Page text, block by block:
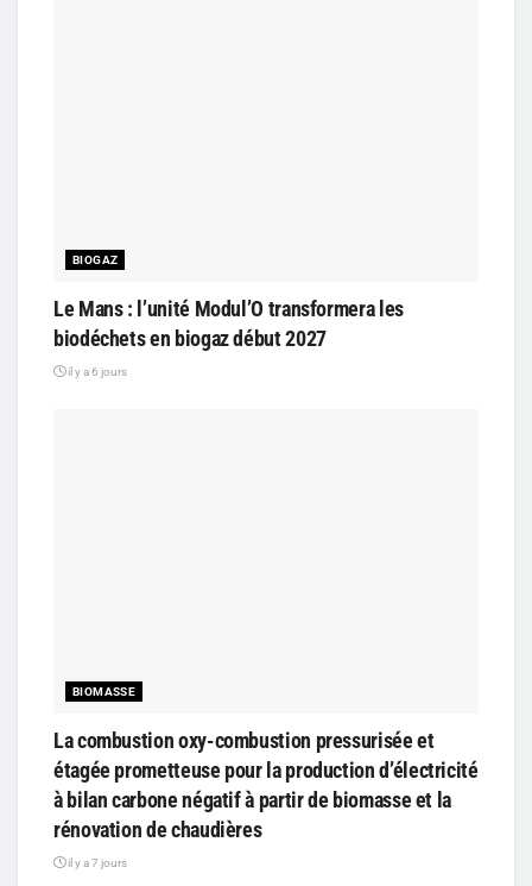
BIOGAZ
Le Mans : l’unité Modul’O transformera les
biodéchets en biogaz début 2027
il y a 6 jours
BIOMASSE
La combustion oxy-combustion pressurisée et
étagée prometteuse pour la production d’électricité
à bilan carbone négatif à partir de biomasse et la
rénovation de chaudières
il y a 7 jours